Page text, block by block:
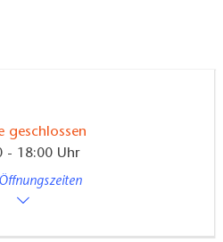
geschlossen
- 18:00 Uhr